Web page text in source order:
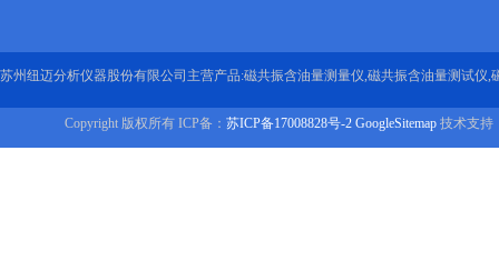
苏州纽迈分析仪器股份有限公司主营产品:磁共振含油量测量仪,磁共振含油量测试仪,
Copyright 版权所有 ICP备： 苏ICP备17008828号-2 GoogleSitemap 技术支持